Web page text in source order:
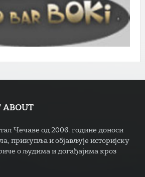
Чечаве од 2006. године доноси
прикупља и објављује историјску
о људима и догађајима кроз